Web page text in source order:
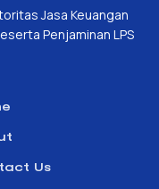
Jasa Keuangan
Penjaminan LPS
Us